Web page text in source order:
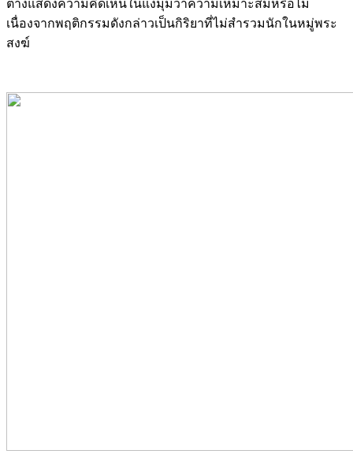
ต่างแสดงความคิดเห็นในแง่มุมว่าความเหมาะสมหรือไม่
เนื่องจากพฤติกรรมดังกล่าวเป็นกิริยาที่ไม่สำรวมนักในหมู่พระ
สงฆ์